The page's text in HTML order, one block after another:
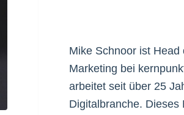
Mike Schnoor ist Head
Marketing bei
arbeitet seit über 25
Digitalbranche. Dieses